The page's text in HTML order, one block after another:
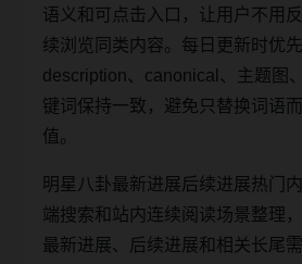
语义和可点击入口，让用户不用
续浏览同类内容。每日更新时优先
description、canonical、主题图
键词保持一致，避免只替换词语
值。
明星八卦最新进展后续进展热门
端搜索和站内连续阅读场景整理
最新进展、后续进展和相关长尾